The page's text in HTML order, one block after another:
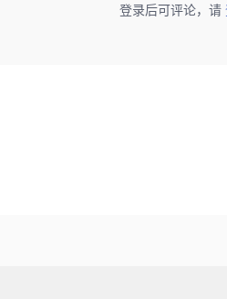
登录后可评论，请